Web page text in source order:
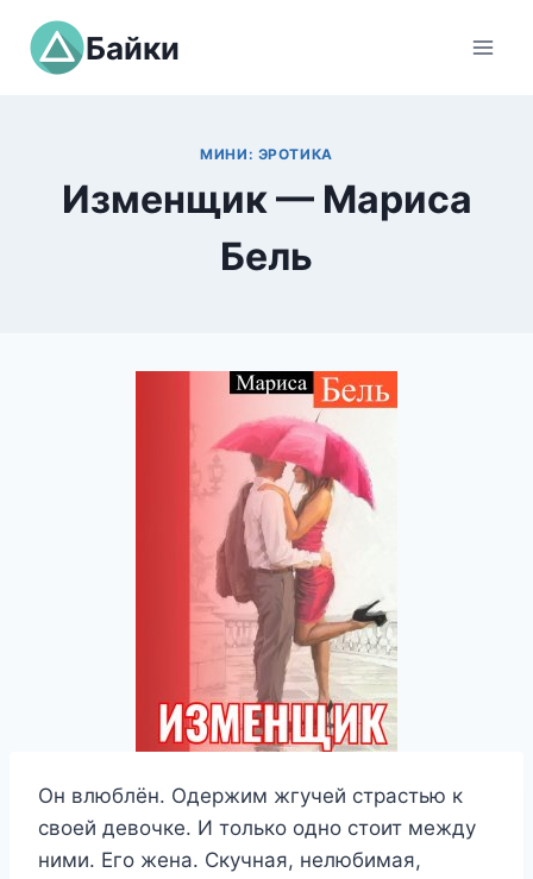
Перейти
содержимому
Байки
МИНИ: ЭРОТИКА
Изменщик — Мариса
Бель
Он влюблён. Одержим жгучей страстью к
своей девочке. И только одно стоит между
ними. Его жена. Скучная, нелюбимая,